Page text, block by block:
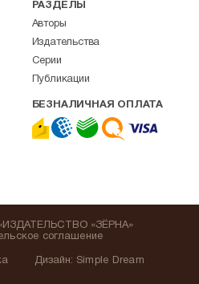
РАЗДЕЛЫ
Авторы
Издательства
Серии
Публикации
БЕЗНАЛИЧНАЯ ОПЛАТА
«ЗЁРНА»
соглашение
Дизайн: Simple Dream